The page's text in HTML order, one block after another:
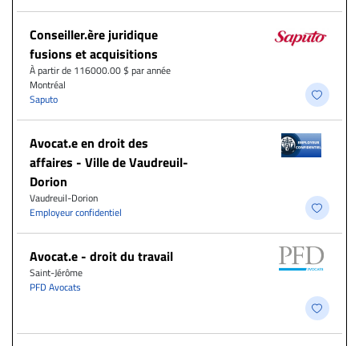
Conseiller.ère juridique
fusions et acquisitions
À partir de 116000.00 $ par année
Montréal
Saputo
Avocat.e en droit des
affaires - Ville de Vaudreuil-
Dorion
Vaudreuil-Dorion
Employeur confidentiel
Avocat.e - droit du travail
Saint-Jérôme
PFD Avocats